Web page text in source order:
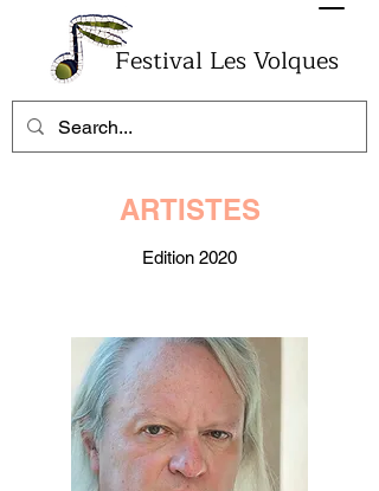
Festival Les Volques
ARTISTES
Edition 2020